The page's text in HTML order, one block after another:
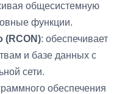
общесистемную
функции.
(RCON): обеспечивает
и базе данных с
сети.
обеспечения